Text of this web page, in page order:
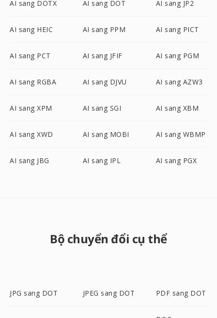
AI sang DOTX AI sang DOT AI sang JP2
AI sang HEIC AI sang PPM AI sang PICT
AI sang PCT AI sang JFIF AI sang PGM
AI sang RGBA AI sang DJVU AI sang AZW3
AI sang XPM AI sang SGI AI sang XBM
AI sang XWD AI sang MOBI AI sang WBMP
AI sang JBG AI sang IPL AI sang PGX
Bộ chuyển đổi cụ thể
JPG sang DOT JPEG sang DOT PDF sang DOT